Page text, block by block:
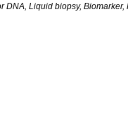
DNA, Liquid biopsy, Biomarker,